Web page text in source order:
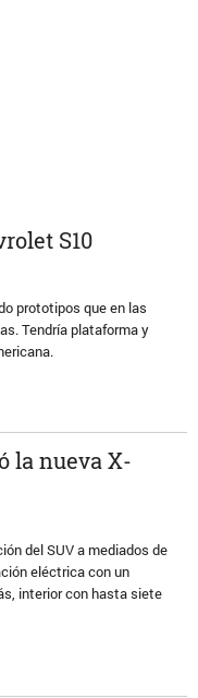
S10
prototipos que en las
Tendría plataforma y
la nueva X-
del SUV a mediados de
eléctrica con un
interior con hasta siete